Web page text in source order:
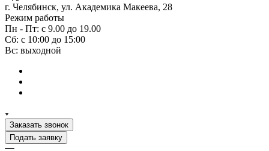
г. Челябинск, ул. Академика Макеева, 28
Режим работы
Пн - Пт: с 9.00 до 19.00
Сб: с 10:00 до 15:00
Вс: выходной
Заказать звонок
Подать заявку